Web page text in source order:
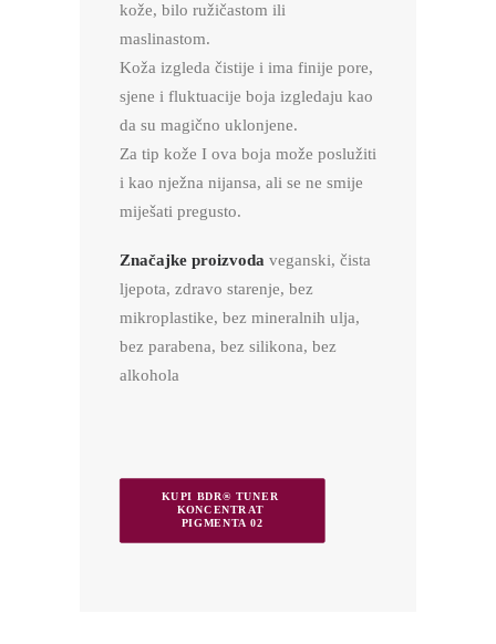
kože, bilo ružičastom ili
maslinastom.
Koža izgleda čistije i ima finije pore,
sjene i fluktuacije boja izgledaju kao
da su magično uklonjene.
Za tip kože I ova boja može poslužiti
i kao nježna nijansa, ali se ne smije
miješati pregusto.
Značajke proizvoda veganski, čista
ljepota, zdravo starenje, bez
mikroplastike, bez mineralnih ulja,
bez parabena, bez silikona, bez
alkohola
KUPI BDR® TUNER
KONCENTRAT
PIGMENTA 02